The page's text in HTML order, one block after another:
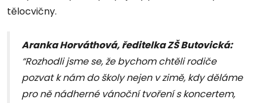
tělocvičny.
Aranka Horváthová, ředitelka ZŠ Butovická:
“Rozhodli jsme se, že bychom chtěli rodiče
pozvat k nám do školy nejen v zimě, kdy děláme
pro ně nádherné vánoční tvoření s koncertem,